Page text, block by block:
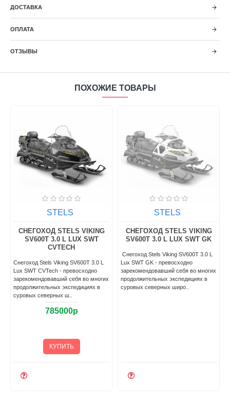
ДОСТАВКА
ОПЛАТА
ОТЗЫВЫ
ПОХОЖИЕ ТОВАРЫ
STELS
СНЕГОХОД STELS VIKING
SV600T 3.0 L LUX SWT
CVTECH
Снегоход Stels Viking SV600T 3.0 L
Lux SWT CVTech - превосходно
зарекомендовавший себя во многих
продолжительных экспедициях в
суровых северных ш..
785000р
КУПИТЬ
STELS
СНЕГОХОД STELS VIKING
SV600T 3.0 L LUX SWT GK
Снегоход Stels Viking SV600T 3.0 L
Lux SWT GK - превосходно
зарекомендовавший себя во многих
продолжительных экспедициях в
суровых северных широ..